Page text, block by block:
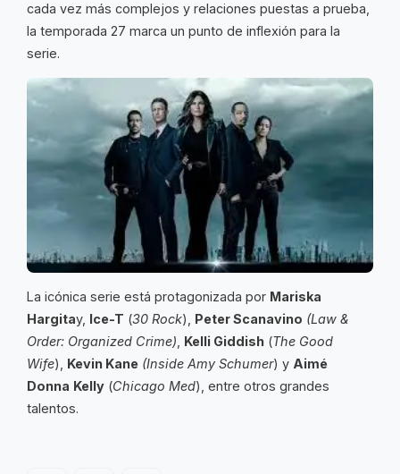
cada vez más complejos y relaciones puestas a prueba,
la temporada 27 marca un punto de inflexión para la
serie.
La icónica serie está protagonizada por Mariska
Hargitay, Ice-T (30 Rock), Peter Scanavino (Law &
Order: Organized Crime) Kelli Giddish (The Good
Wife), Kevin Kane (Inside Amy Schumer) y Aimé
Donna Kelly (Chicago Med), entre otros grandes
talentos.